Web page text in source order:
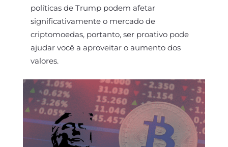
políticas de Trump podem afetar
significativamente o mercado de
criptomoedas, portanto, ser proativo pode
ajudar você a aproveitar o aumento dos
valores.